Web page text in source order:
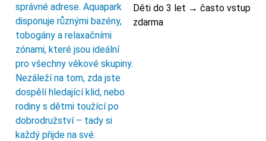
správné adrese. Aquapark
disponuje různými bazény,
tobogány a relaxačními
zónami, které jsou ideální
pro všechny věkové skupiny.
Nezáleží na tom, zda jste
dospělí hledající klid, nebo
rodiny s dětmi toužící po
dobrodružství – tady si
každý přijde na své.
Děti do 3 let → často vstup
zdarma